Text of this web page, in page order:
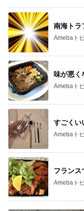
南海トラ
Amebaト
味が悪く
Amebaト
すごくい
Amebaト
フランス
Amebaト